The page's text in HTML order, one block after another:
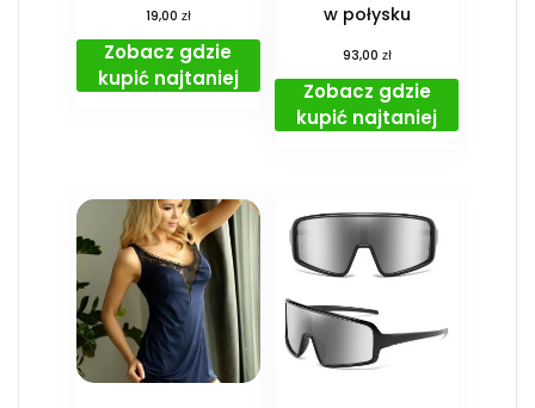
19,00 zł
Zobacz gdzie
kupić najtaniej
w połysku
93,00 zł
Zobacz gdzie
kupić najtaniej